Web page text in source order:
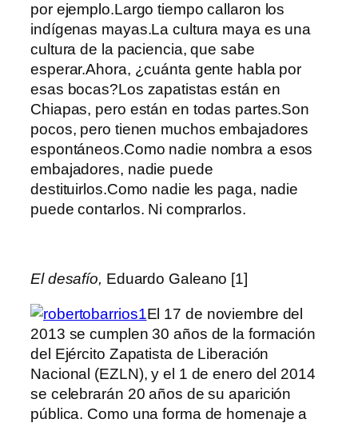
por ejemplo.Largo tiempo callaron los
indígenas mayas.La cultura maya es una
cultura de la paciencia, que sabe
esperar.Ahora, ¿cuánta gente habla por
esas bocas?Los zapatistas están en
Chiapas, pero están en todas partes.Son
pocos, pero tienen muchos embajadores
espontáneos.Como nadie nombra a esos
embajadores, nadie puede
destituirlos.Como nadie les paga, nadie
puede contarlos. Ni comprarlos.
El desafío, Eduardo Galeano [1]
El 17 de noviembre del
2013 se cumplen 30 años de la formación
del Ejército Zapatista de Liberación
Nacional (EZLN), y el 1 de enero del 2014
se celebrarán 20 años de su aparición
pública. Como una forma de homenaje a